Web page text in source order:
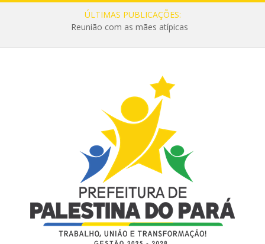
ÚLTIMAS PUBLICAÇÕES:
Reunião com as mães atípicas